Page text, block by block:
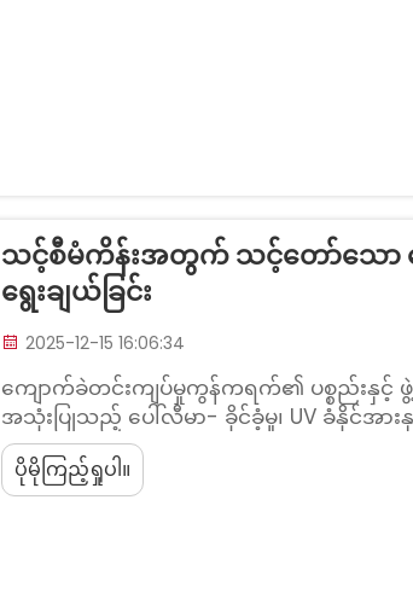
သင့်စီမံကိန်းအတွက် သင့်တော်သော
ရွေးချယ်ခြင်း
2025-12-15 16:06:34
ကျောက်ခဲတင်းကျပ်မှုကွန်ကရက်၏ ပစ္စည်းနှင့်
အသုံးပြုသည့် ပေါ်လီမာ- ခိုင်ခံ့မှု၊ UV ခံနိုင်အာ
ကျောက်ခဲတင်းကျပ်မှုကွန်ကရက်များ၏ သက်
ထင်ရှားသည် ဘာကြောင့်ဆိုသော...
ပိုမိုကြည့်ရှုပါ။